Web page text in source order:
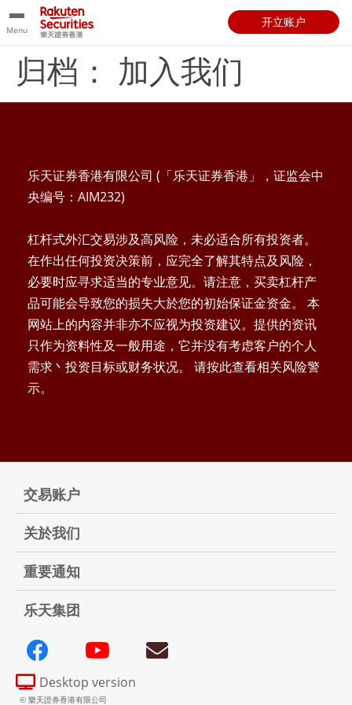
Menu
开立账户
归档： 加入我们
乐天证券香港有限公司 (「乐天证券香港」，证监会中
央编号：AIM232)
杠杆式外汇交易涉及高风险，未必适合所有投资者。
在作出任何投资决策前，应完全了解其特点及风险，
必要时应寻求适当的专业意见。请注意，买卖杠杆产
品可能会导致您的损失大於您的初始保证金资金。 本
网站上的内容并非亦不应视为投资建议。提供的资讯
只作为资料性及一般用途，它并没有考虑客户的个人
需求丶投资目标或财务状况。 请按此查看相关风险警
示。
交易账户
关於我们
重要通知
乐天集团
Desktop version
© 樂天證券香港有限公司